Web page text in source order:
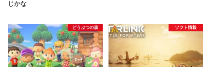
じかな
どうぶつの森 ソフト情報